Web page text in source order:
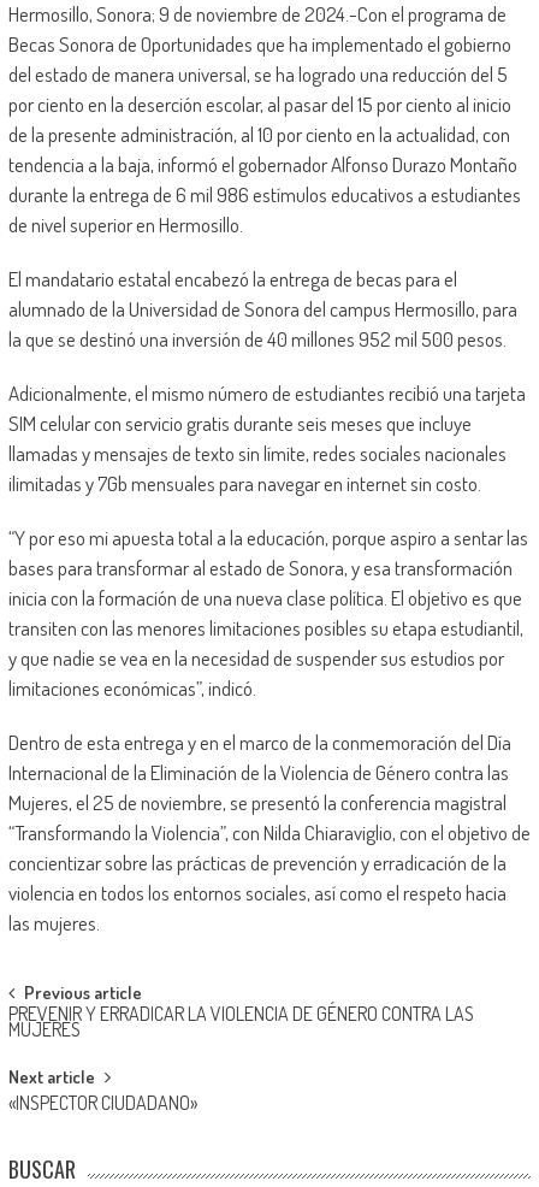
Hermosillo, Sonora; 9 de noviembre de 2024.-Con el programa de
Becas Sonora de Oportunidades que ha implementado el gobierno
del estado de manera universal, se ha logrado una reducción del 5
por ciento en la deserción escolar, al pasar del 15 por ciento al inicio
de la presente administración, al 10 por ciento en la actualidad, con
tendencia a la baja, informó el gobernador Alfonso Durazo Montaño
durante la entrega de 6 mil 986 estímulos educativos a estudiantes
de nivel superior en Hermosillo.
El mandatario estatal encabezó la entrega de becas para el
alumnado de la Universidad de Sonora del campus Hermosillo, para
la que se destinó una inversión de 40 millones 952 mil 500 pesos.
Adicionalmente, el mismo número de estudiantes recibió una tarjeta
SIM celular con servicio gratis durante seis meses que incluye
llamadas y mensajes de texto sin límite, redes sociales nacionales
ilimitadas y 7Gb mensuales para navegar en internet sin costo.
“Y por eso mi apuesta total a la educación, porque aspiro a sentar las
bases para transformar al estado de Sonora, y esa transformación
inicia con la formación de una nueva clase política. El objetivo es que
transiten con las menores limitaciones posibles su etapa estudiantil,
y que nadie se vea en la necesidad de suspender sus estudios por
limitaciones económicas”, indicó.
Dentro de esta entrega y en el marco de la conmemoración del Día
Internacional de la Eliminación de la Violencia de Género contra las
Mujeres, el 25 de noviembre, se presentó la conferencia magistral
“Transformando la Violencia”, con Nilda Chiaraviglio, con el objetivo de
concientizar sobre las prácticas de prevención y erradicación de la
violencia en todos los entornos sociales, así como el respeto hacia
las mujeres.
Post
navigation
Previous article
PREVENIR Y ERRADICAR LA VIOLENCIA DE GÉNERO CONTRA LAS
MUJERES
Next article
«INSPECTOR CIUDADANO»
BUSCAR